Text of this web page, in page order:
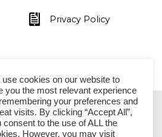
Privacy Policy
SÃO PAULO
use cookies on our website to
you the most relevant experience
your preferences and
visits. By clicking “Accept All”,
consent to the use of ALL the
However, you may visit